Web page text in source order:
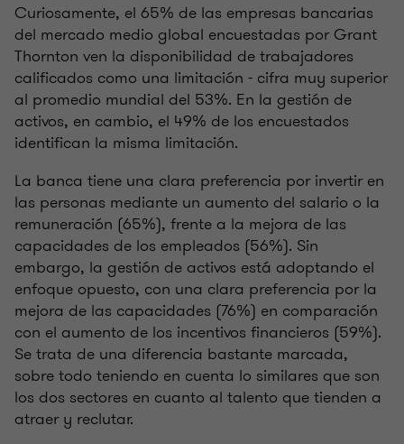
Curiosamente, el 65% de las empresas bancarias
del mercado medio global encuestadas por Grant
Thornton ven la disponibilidad de trabajadores
calificados como una limitación - cifra muy superior
al promedio mundial del 53%. En la gestión de
activos, en cambio, el 49% de los encuestados
identifican la misma limitación.
La banca tiene una clara preferencia por invertir en
las personas mediante un aumento del salario o la
remuneración (65%), frente a la mejora de las
capacidades de los empleados (56%). Sin
embargo, la gestión de activos está adoptando el
enfoque opuesto, con una clara preferencia por la
mejora de las capacidades (76%) en comparación
con el aumento de los incentivos financieros (59%).
Se trata de una diferencia bastante marcada,
sobre todo teniendo en cuenta lo similares que son
los dos sectores en cuanto al talento que tienden a
atraer y reclutar.